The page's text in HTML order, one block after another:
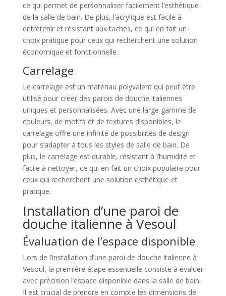
ce qui permet de personnaliser facilement l’esthétique
de la salle de bain. De plus, l’acrylique est facile à
entretenir et résistant aux taches, ce qui en fait un
choix pratique pour ceux qui recherchent une solution
économique et fonctionnelle.
Carrelage
Le carrelage est un matériau polyvalent qui peut être
utilisé pour créer des parois de douche italiennes
uniques et personnalisées. Avec une large gamme de
couleurs, de motifs et de textures disponibles, le
carrelage offre une infinité de possibilités de design
pour s’adapter à tous les styles de salle de bain. De
plus, le carrelage est durable, résistant à l’humidité et
facile à nettoyer, ce qui en fait un choix populaire pour
ceux qui recherchent une solution esthétique et
pratique.
Installation d’une paroi de
douche italienne à Vesoul
Évaluation de l’espace disponible
Lors de l’installation d’une paroi de douche italienne à
Vesoul, la première étape essentielle consiste à évaluer
avec précision l’espace disponible dans la salle de bain.
Il est crucial de prendre en compte les dimensions de